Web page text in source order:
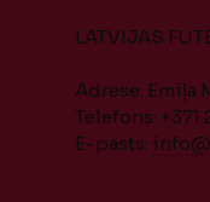
LATVIJAS
Adrese: Emiļa
Telefons: +371
E-pasts: